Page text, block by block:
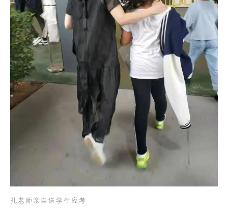
孔老师亲自送学生应考